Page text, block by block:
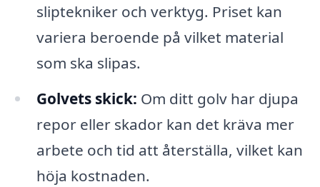
sliptekniker och verktyg. Priset kan
variera beroende på vilket material
som ska slipas.
Golvets skick: Om ditt golv har djupa
repor eller skador kan det kräva mer
arbete och tid att återställa, vilket kan
höja kostnaden.